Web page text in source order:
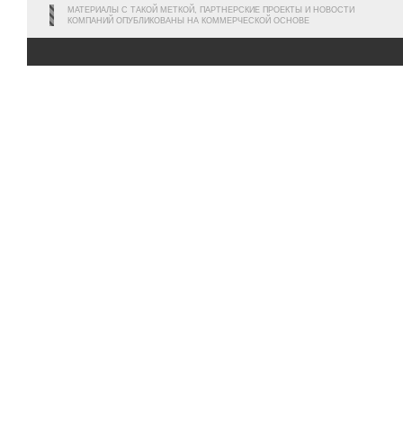
МАТЕРИАЛЫ С ТАКОЙ МЕТКОЙ, ПАРТНЕРСКИЕ ПРОЕКТЫ И НОВОСТИ
КОМПАНИЙ ОПУБЛИКОВАНЫ НА КОММЕРЧЕСКОЙ ОСНОВЕ